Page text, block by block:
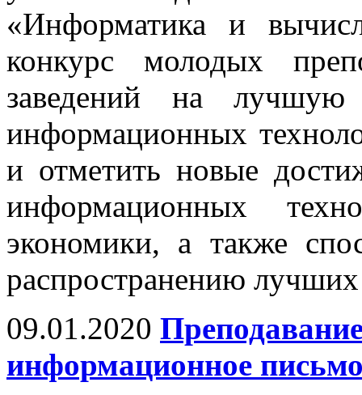
«Информатика и
конкурс молодых
заведений на
информационных
и отметить новые
информационных
экономики, а также
распространению
09.01.2020
информационное